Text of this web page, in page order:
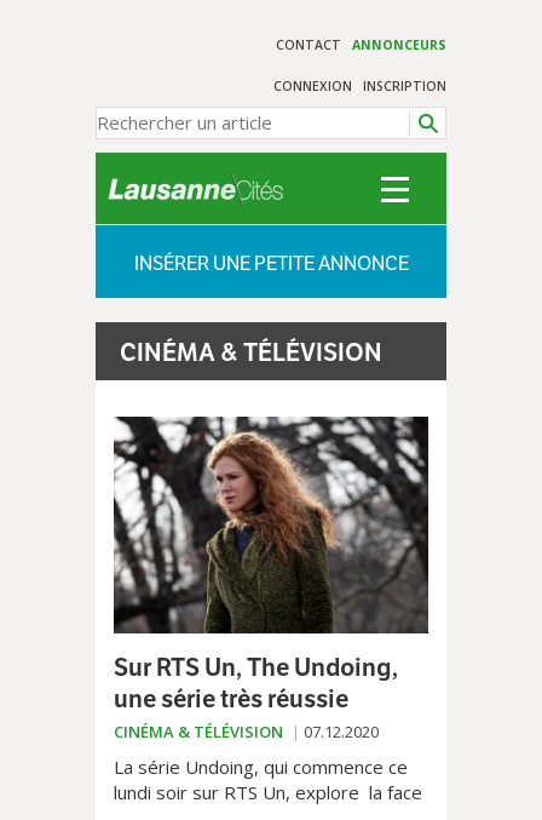
CONTACT ANNONCEURS
CONNEXION INSCRIPTION
INSÉRER UNE PETITE ANNONCE
CINÉMA & TÉLÉVISION
Sur RTS Un, The Undoing,
une série très réussie
CINÉMA & TÉLÉVISION 07.12.2020
La série Undoing, qui commence ce
lundi soir sur RTS Un, explore la face